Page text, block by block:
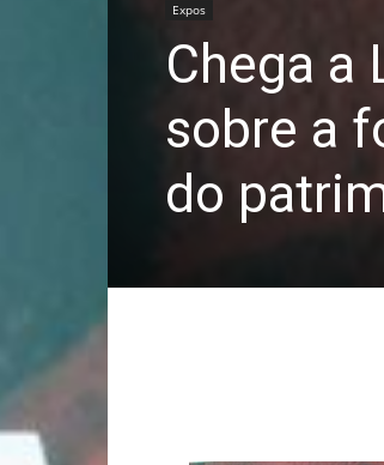
Expos
Chega a
sobre a
do